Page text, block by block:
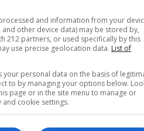
αναζητησης
and information from your
other device data) may be stored by,
212 partners, or used specifically by this
use precise geolocation data. List of
your personal data on the basis of
to by managing your options below.
page or in the site menu to manage or
cookie settings.